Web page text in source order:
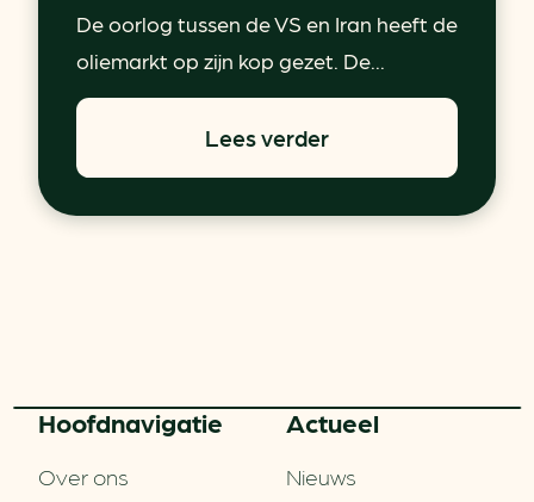
De oorlog tussen de VS en Iran heeft de
oliemarkt op zijn kop gezet. De...
Lees verder
Hoofd­navigatie
Over ons
Actueel
Nieuws